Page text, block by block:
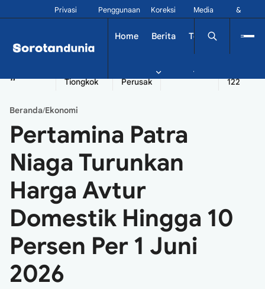
Privasi Penggunaan Koreksi
Media
&
Home Berita Tekno Dinamika
#
Tiongkok
Perusak
Seychelles
122
Beranda/Ekonomi
Pertamina Patra
Niaga Turunkan
Harga Avtur
Domestik Hingga 10
Persen Per 1 Juni
2026